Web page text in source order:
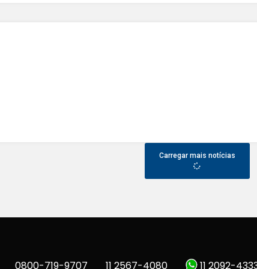
Carregar mais notícias
0800-719-9707 11 2567-4080 11 2092-